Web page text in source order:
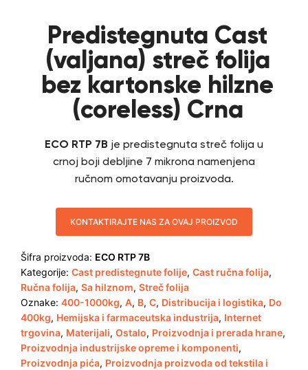
Predistegnuta Cast
(valjana) streč folija
bez kartonske hilzne
(coreless) Crna
ECO RTP 7B je predistegnuta streč folija u
crnoj boji debljine 7 mikrona namenjena
ručnom omotavanju proizvoda.
KONTAKTIRAJTE NAS ZA OVAJ PROIZVOD
Šifra proizvoda: ECO RTP 7B
Kategorije: Cast predistegnute folije, Cast ručna folija,
Ručna folija, Sa hilznom, Streč folija
Oznake: 400-1000kg, A, B, C, Distribucija i logistika, Do
400kg, Hemijska i farmaceutska industrija, Internet
trgovina, Materijali, Ostalo, Proizvodnja i prerada hrane,
Proizvodnja industrijske opreme i komponenti,
Proizvodnja pića, Proizvodnja proizvoda od tekstila i